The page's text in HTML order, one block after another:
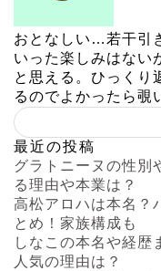
おとなしい…若干引
いった楽しみはない
と思える。ひっくり
るのでよかったら覗
最近の投稿
グラトニーヌの性別
る理由や本業は？
高松アロハは本名？
とめ！家族構成も
しなこの本名や経歴
人気の理由は？